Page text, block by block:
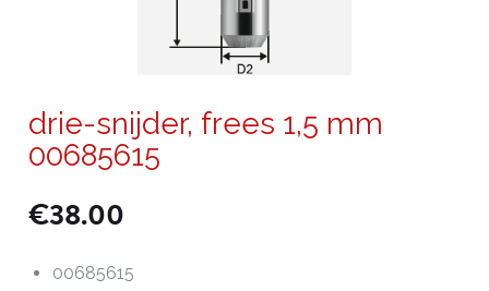
drie-snijder, frees 1,5 mm
00685615
€38.00
00685615